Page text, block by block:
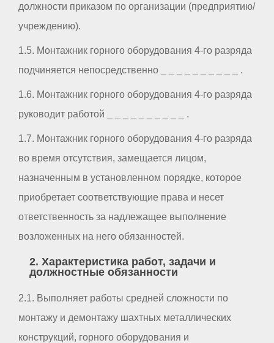
должности приказом по организации (предприятию/
учреждению).
1.5. Монтажник горного оборудования 4-го разряда
подчиняется непосредственно _ _ _ _ _ _ _ _ _ _ .
1.6. Монтажник горного оборудования 4-го разряда
руководит работой _ _ _ _ _ _ _ _ _ _ .
1.7. Монтажник горного оборудования 4-го разряда
во время отсутствия, замещается лицом,
назначенным в установленном порядке, которое
приобретает соответствующие права и несет
ответственность за надлежащее выполнение
возложенных на него обязанностей.
2. Характеристика работ, задачи и
должностные обязанности
2.1. Выполняет работы средней сложности по
монтажу и демонтажу шахтных металлических
конструкций, горного оборудования и